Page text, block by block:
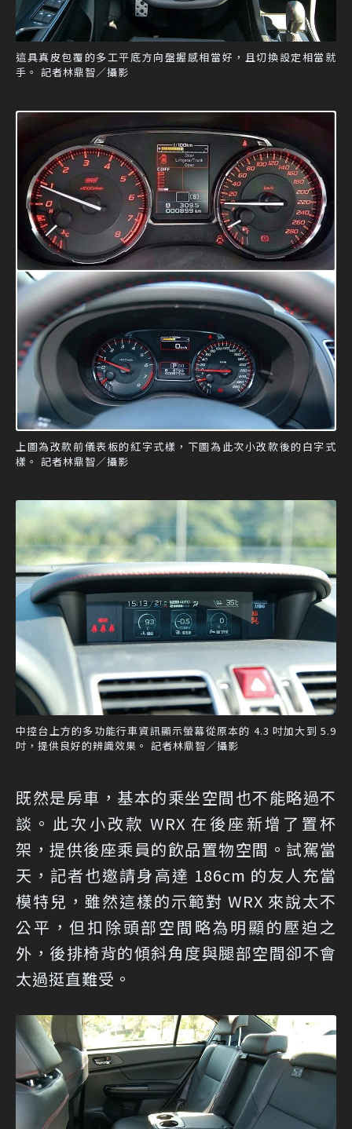
這具真皮包覆的多工平底方向盤握感相當好，且切換設定相當就
手。 記者林鼎智／攝影
上圖為改款前儀表板的紅字式樣，下圖為此次小改款後的白字式
樣。 記者林鼎智／攝影
中控台上方的多功能行車資訊顯示螢幕從原本的 4.3 吋加大到 5.9
吋，提供良好的辨識效果。 記者林鼎智／攝影
既然是房車，基本的乘坐空間也不能略過不
談。此次小改款 WRX 在後座新增了置杯
架，提供後座乘員的飲品置物空間。試駕當
天，記者也邀請身高達 186cm 的友人充當
模特兒，雖然這樣的示範對 WRX 來說太不
公平，但扣除頭部空間略為明顯的壓迫之
外，後排椅背的傾斜角度與腿部空間卻不會
太過挺直難受。